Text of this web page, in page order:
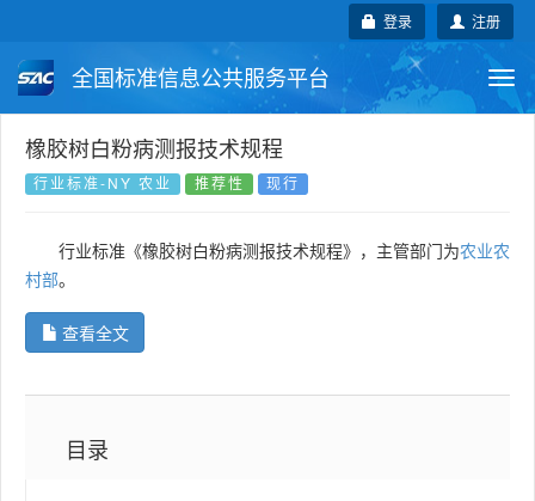
注册
登录
全国标准信息公共服务平台
国家标准 行业标准
国外标准 技术委员会
橡胶树白粉病测报技术规程
行业标准-NY 农业 推荐性 现行
行业标准《橡胶树白粉病测报技术规程》，主管部门为农业农
村部。
查看全文
目录